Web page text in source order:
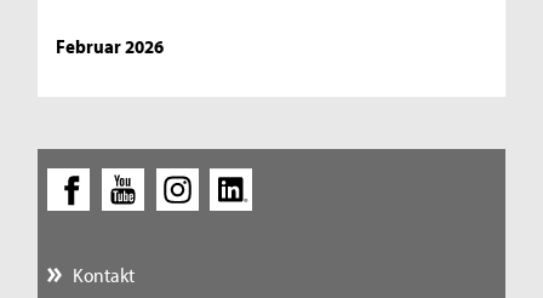
Februar 2026
Kontakt